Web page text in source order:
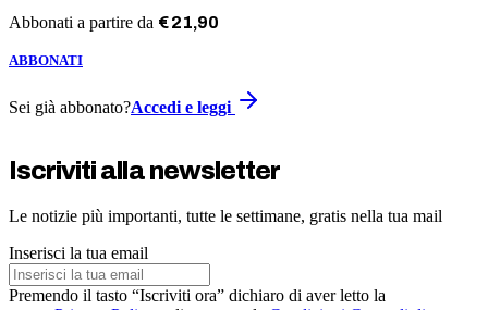
Abbonati a partire da €21,90
ABBONATI
Sei già abbonato?Accedi e leggi
Iscriviti alla newsletter
Le notizie più importanti, tutte le settimane, gratis nella tua mail
Inserisci la tua email
Premendo il tasto “Iscriviti ora” dichiaro di aver letto la